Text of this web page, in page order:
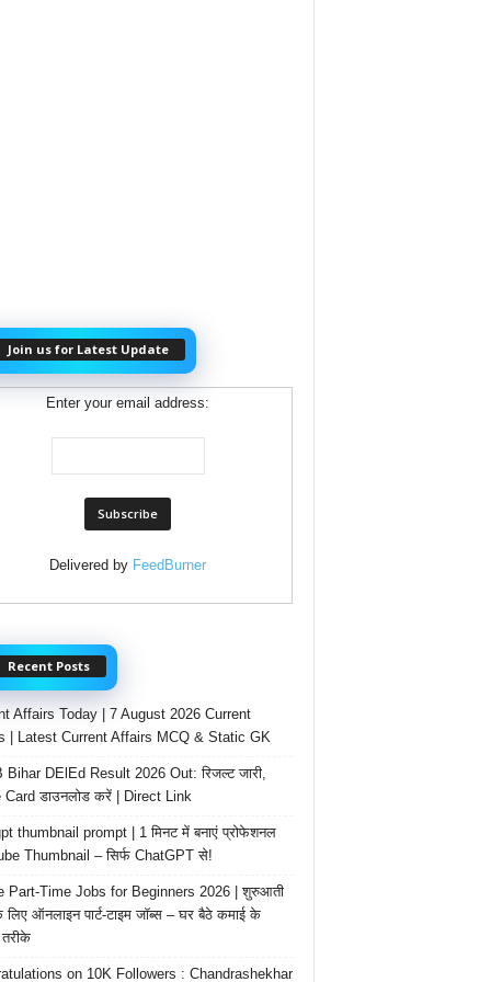
Join us for Latest Update
Enter your email address:
Delivered by FeedBurner
Recent Posts
Affairs Today | 7 August 2026 Current
| Latest Current Affairs MCQ & Static GK
Bihar DElEd Result 2026 Out: रिजल्ट जारी,
Card डाउनलोड करें | Direct Link
thumbnail prompt | 1 मिनट में बनाएं प्रोफेशनल
Thumbnail – सिर्फ ChatGPT से!
Part-Time Jobs for Beginners 2026 | शुरुआती
लिए ऑनलाइन पार्ट-टाइम जॉब्स – घर बैठे कमाई के
on 10K Followers : Chandrashekhar